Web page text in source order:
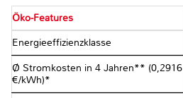
Öko-Features
Energieeffizienzklasse
Ø Stromkosten in 4 Jahren** (0,2916
€/kWh)*